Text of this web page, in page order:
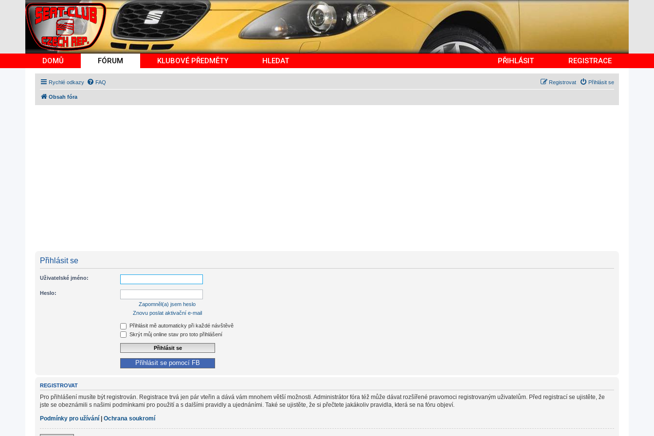
DOMŮ FÓRUM KLUBOVÉ PŘEDMĚTY HLEDAT PŘIHLÁSIT REGISTRACE
Rychlé odkazy FAQ Přihlásit se
Registrovat
Obsah fóra
Přihlásit se
Uživatelské jméno:
Heslo:
Zapomněl(a) jsem heslo
Znovu poslat aktivační e-mail
Přihlásit mě automaticky při každé návštěvě
Skrýt můj online stav pro toto přihlášení
Přihlásit se pomocí FB
REGISTROVAT
Pro přihlášení musíte být registrován. Registrace trvá jen pár vteřin a dává vám mnohem větší možnosti. Administrátor fóra též může dávat rozšířené pravomoci registrovaným uživatelům. Před registrací se ujistěte, že
jste se obeznámili s našimi podmínkami pro použití a s dalšími pravidly a ujednáními. Také se ujistěte, že si přečtete jakákoliv pravidla, která se na fóru objeví.
Podmínky pro užívání | Ochrana soukromí